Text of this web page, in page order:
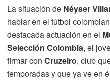
La situación de Néyser
hablar en el fútbol
destacada actuación en el
Selección Colombia, el
firmar con Cruzeiro, club
temporadas y que ya ve en